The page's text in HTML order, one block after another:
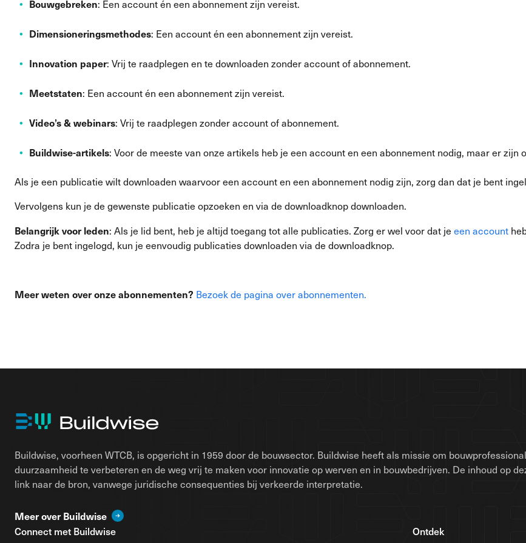
Bouwgebreken: Een account én een abonnement zijn vereist.
Dimensioneringsmethodes: Een account én een abonnement zijn vereist.
Innovation paper: Vrij te raadplegen en te downloaden zonder account of abonnement.
Meetstaten: Een account én een abonnement zijn vereist.
Video’s & webinars: Vrij te raadplegen zonder account of abonnement.
Buildwise-artikels: Voor de meeste van onze artikels heb je een account en een abonnement nodig, maar er zijn
Als je een publicatie wilt downloaden waarvoor een account en een abonnement nodig zijn, zorg dan dat je bent
Vervolgens kun je de gewenste publicatie opzoeken en via de downloadknop downloaden.
Belangrijk voor leden: Als je lid bent, heb je altijd toegang tot alle publicaties. Zorg er wel voor dat je een account
Zodra je bent ingelogd, kun je eenvoudig publicaties downloaden via de downloadknop.
Meer weten over onze abonnementen? Bezoek de pagina over abonnementen.
Buildwise, voorheen WTCB, is opgericht in 1959 door de bouwsector. Buildwise heeft als missie om
duurzaamheid te verbeteren en de weg vrij te maken voor innovatie op werven en in bouwbedrijven. De inhoud op
link naar de bron, vanwege juridische consequenties bij verkeerde interpretatie.
Meer over Buildwise
Connect met Buildwise
Ontdek